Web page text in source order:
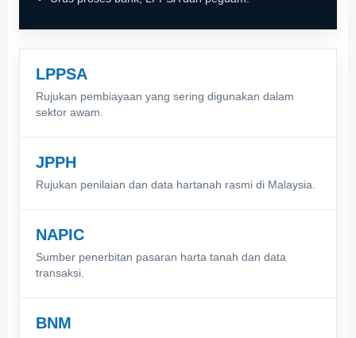
LPPSA
Rujukan pembiayaan yang sering digunakan dalam
sektor awam.
JPPH
Rujukan penilaian dan data hartanah rasmi di Malaysia.
NAPIC
Sumber penerbitan pasaran harta tanah dan data
transaksi.
BNM